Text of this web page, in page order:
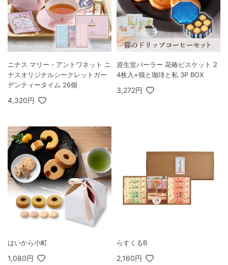
ニナス マリー・アントワネット ニ
ナスオリジナルシークレットガー
デンティータイム 26個
4,320円
資生堂パーラー 花椿ビスケット 2
4枚入+猫と珈琲と私 3P BOX
3,272円
はいから小町
1,080円
らすくるB
2,160円